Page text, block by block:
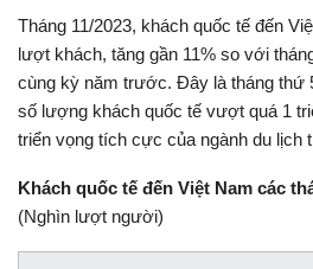
Tháng 11/2023, khách quốc tế đến
lượt khách, tăng gần 11% so với
cùng kỳ năm trước. Đây là tháng thứ
số lượng khách quốc tế vượt quá 1
triển vọng tích cực của ngành du lịch
Khách quốc tế đến Việt Nam các
(Nghìn lượt người)